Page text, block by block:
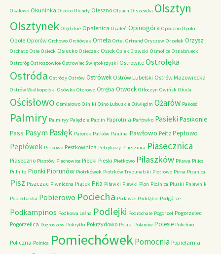
Okalewo Okuninka Olecko Olendy Oleszno Olpuch Olszewka Olsztyn
Olsztynek Olędzkie Opalenica Opaleń Opinogóra Opoczno Opoki
Opole Oporów Orchowo Orchówek Orneta Ortel Ortrand Oryszew Orzełek Orzysz
Oschatz Osie Osieck Osiecko Osieczek Osiek Osiek Drawski Osmolice Osnabrueck
Ostroróg Ostroszowice Ostrowiec Świętokrzyski Ostrowite Ostrołęka
Ostróda Ostródy Ostrów Ostrówek Ostrów Lubelski Ostrów Mazowiecka
Ostrów Wielkopolski Osówka Otorowo Otręba Otwock Otłoczyn Owińsk Ołuda
Ościsłowo Ośmiałowo Ośniki Ośno Lubuskie Oświęcim Ożarów Pakość
Palmiry Palmiryy Palędzie Paplin Paprotnia Parłówko Pasieki Pasikonie
Pass PasymPasłęk Paterek Patków Paulina Pawłowo Peitz Pepłowo
Pepłówek Perkowo Pestkownica Petrykozy Piaecznica Piasecznica
Piaseczno Piastów Piechowice Piecki Pieski Pietkowo Pilaszków Pilawa Pilica
Pillnitz Pionki Piorunów Piotrkówek Piotrków Trybunalski Piotrowo Pirna Pisanica
Pisz Piszczac Piwniczna Piątek Piła Piławki Plewki Plon Plośnica Pluski Pniewnik
Pobiedziska Pobierowo Pociecha Podawce Poddąbie Podgórze
Podkampinos Podkowa Leśna Podlejki Podrochale Pogorzel Pogorzelec
Pogorzelica Pogroszew Pokrytki Pokrzydowo Polaki Polanów Polesie Polichno
Policzna Polnica PomiechówekPomocnia Popielarnia